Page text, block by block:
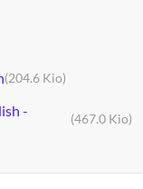
(204.6 Kio)
-
(467.0 Kio)